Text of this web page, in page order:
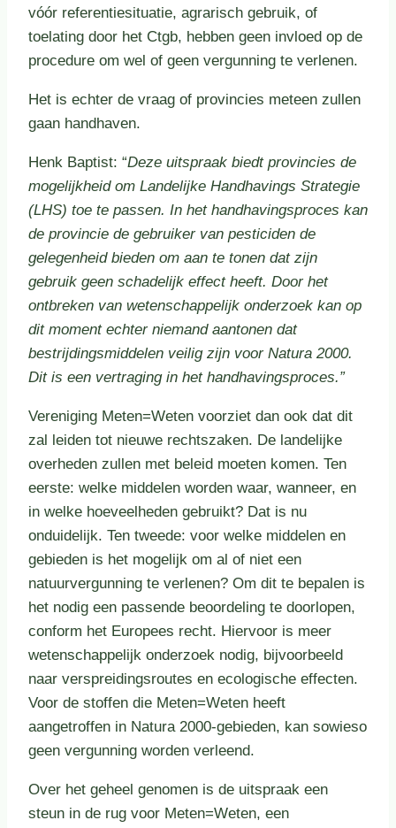
vóór referentiesituatie, agrarisch gebruik, of
toelating door het Ctgb, hebben geen invloed op de
procedure om wel of geen vergunning te verlenen.
Het is echter de vraag of provincies meteen zullen
gaan handhaven.
Henk Baptist: “Deze uitspraak biedt provincies de
mogelijkheid om Landelijke Handhavings Strategie
(LHS) toe te passen. In het handhavingsproces kan
de provincie de gebruiker van pesticiden de
gelegenheid bieden om aan te tonen dat zijn
gebruik geen schadelijk effect heeft. Door het
ontbreken van wetenschappelijk onderzoek kan op
dit moment echter niemand aantonen dat
bestrijdingsmiddelen veilig zijn voor Natura 2000.
Dit is een vertraging in het handhavingsproces.”
Vereniging Meten=Weten voorziet dan ook dat dit
zal leiden tot nieuwe rechtszaken. De landelijke
overheden zullen met beleid moeten komen. Ten
eerste: welke middelen worden waar, wanneer, en
in welke hoeveelheden gebruikt? Dat is nu
onduidelijk. Ten tweede: voor welke middelen en
gebieden is het mogelijk om al of niet een
natuurvergunning te verlenen? Om dit te bepalen is
het nodig een passende beoordeling te doorlopen,
conform het Europees recht. Hiervoor is meer
wetenschappelijk onderzoek nodig, bijvoorbeeld
naar verspreidingsroutes en ecologische effecten.
Voor de stoffen die Meten=Weten heeft
aangetroffen in Natura 2000-gebieden, kan sowieso
geen vergunning worden verleend.
Over het geheel genomen is de uitspraak een
steun in de rug voor Meten=Weten, een